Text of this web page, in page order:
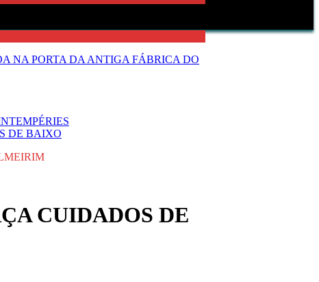
NA PORTA DA ANTIGA FÁBRICA DO
DE BAIXO
CUIDADOS DE